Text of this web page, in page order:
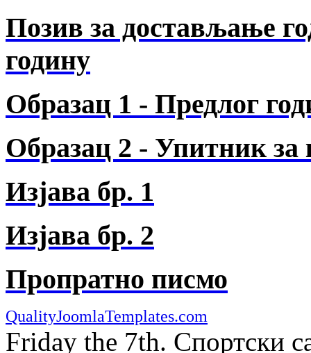
Позив за достављање
годину
Образац 1 - Предлог
Образац 2 - Упитник за
Изјава бр. 1
Изјава бр. 2
Пропратно писмо
QualityJoomlaTemplates.com
Friday the 7th. Спортски